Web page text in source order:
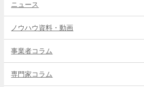
ニュース
ノウハウ資料・動画
事業者コラム
専門家コラム